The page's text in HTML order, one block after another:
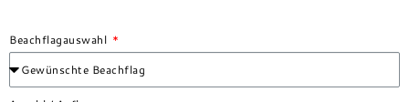
Beachflagauswahl